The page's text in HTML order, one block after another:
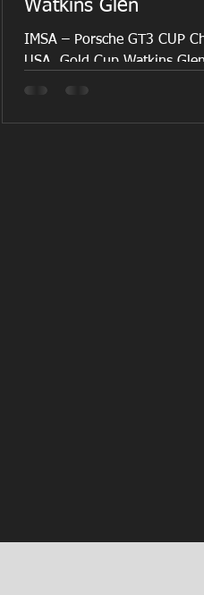
Watkins Glen
IMSA – Porsche GT3 CUP
USA, Gold Cup Watkins Glen
International • Watkins